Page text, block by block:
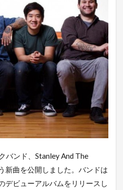
バンド、Stanley And The
新曲を公開しました。バンドは
ビューアルバムをリリースし